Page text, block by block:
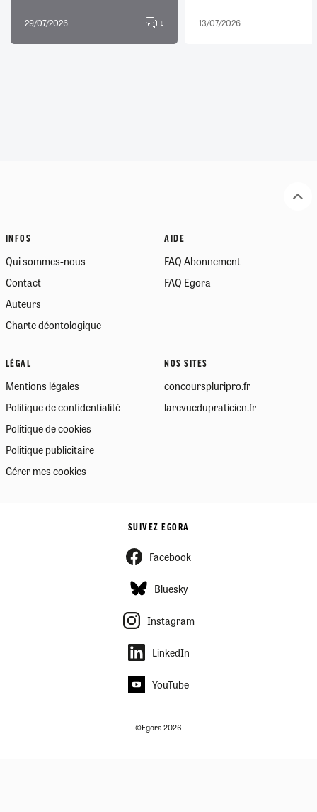
29/07/2026 8 13/07/2026
INFOS
Qui sommes-nous
Contact
Auteurs
Charte déontologique
AIDE
FAQ Abonnement
FAQ Egora
LÉGAL
Mentions légales
Politique de confidentialité
Politique de cookies
Politique publicitaire
Gérer mes cookies
NOS SITES
concourspluripro.fr
larevuedupraticien.fr
SUIVEZ EGORA
Facebook
Bluesky
Instagram
LinkedIn
YouTube
©Egora 2026